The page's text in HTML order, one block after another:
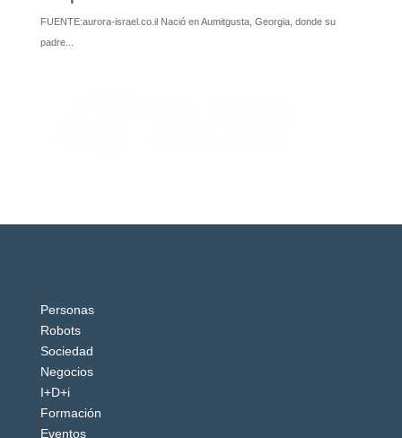
Personas
Robots
Sociedad
Negocios
I+D+i
Formación
Eventos